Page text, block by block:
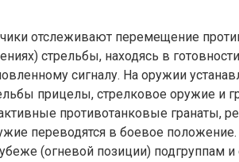
отслеживают перемещение
стрельбы, находясь в
сигналу. На оружии
прицелы, стрелковое оружие и
проти­вотанковые гранаты,
переводятся в боевое положение.
(огневой пози­ции) подгруппам